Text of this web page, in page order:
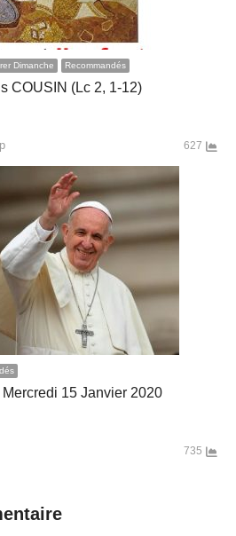
Dimanche Recommandés
COUSIN (Lc 2, 1-12)
627
15 Janvier 2020
735